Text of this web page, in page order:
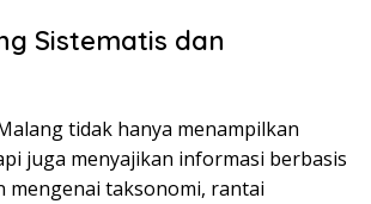
Sistematis dan
tidak hanya menampilkan
juga menyajikan informasi berbasis
mengenai taksonomi, rantai